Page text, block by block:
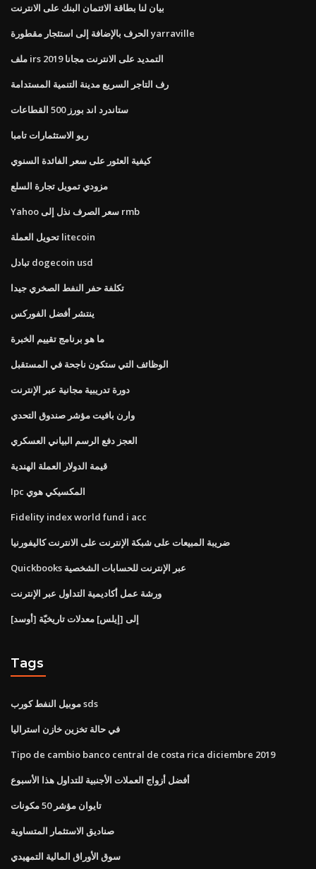
بيان لنا بطاقة الائتمان البنك على الانترنت
الحرف بالإضافة إلى استئجار مقطورة yarraville
ملف irs التمديد على الانترنت مجانا 2019
رف التاجر السريع مدينة التنمية المستدامة
ستاندرد اند بورز 500 القطاعات
ريو الاستثمارات تامبا
كيفية العثور على سعر الفائدة السنوي
مزودي تمويل تجارة السلع
Yahoo سعر الصرف نذل إلى rmb
تحويل العملة litecoin
تبادل dogecoin usd
تكلفة حفر النفط الصخري جيدا
ينتشر أفضل الفوركس
ما هو برنامج تقييم الخبرة
الوظائف التي ستكون ناجحة في المستقبل
دورة تدريبية مجانية عبر الإنترنت
وارن بافيت مؤشر صندوق التحدي
العجز دفع الرسم البياني العسكري
قيمة الدولار العملة الهندية
Ipc المكسيكي هوي
Fidelity index world fund i acc
ضريبة المبيعات على شبكة الإنترنت على الانترنت كاليفورنيا
Quickbooks عبر الإنترنت للحسابات الشخصية
ورشة عمل أكاديمية التداول عبر الإنترنت
[أوسد] إلى [إيلس] معدلات تاريخيّة
Tags
موبيل النفط كورب sds
في حالة تخزين خازن استراليا
Tipo de cambio banco central de costa rica diciembre 2019
أفضل أزواج العملات الأجنبية للتداول هذا الأسبوع
تايوان مؤشر 50 مكونات
صناديق الاستثمار المتساوية
سوق الأوراق المالية التمهيدي